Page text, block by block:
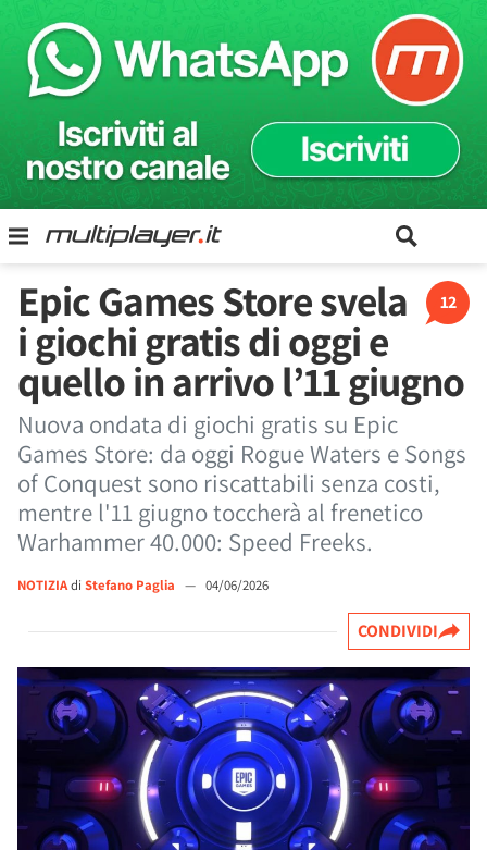
12
Epic Games Store svela
i giochi gratis di oggi e
quello in arrivo l’11 giugno
Nuova ondata di giochi gratis su Epic
Games Store: da oggi Rogue Waters e Songs
of Conquest sono riscattabili senza costi,
mentre l'11 giugno toccherà al frenetico
Warhammer 40.000: Speed Freeks.
NOTIZIAdi Stefano Paglia — 04/06/2026
CONDIVIDI